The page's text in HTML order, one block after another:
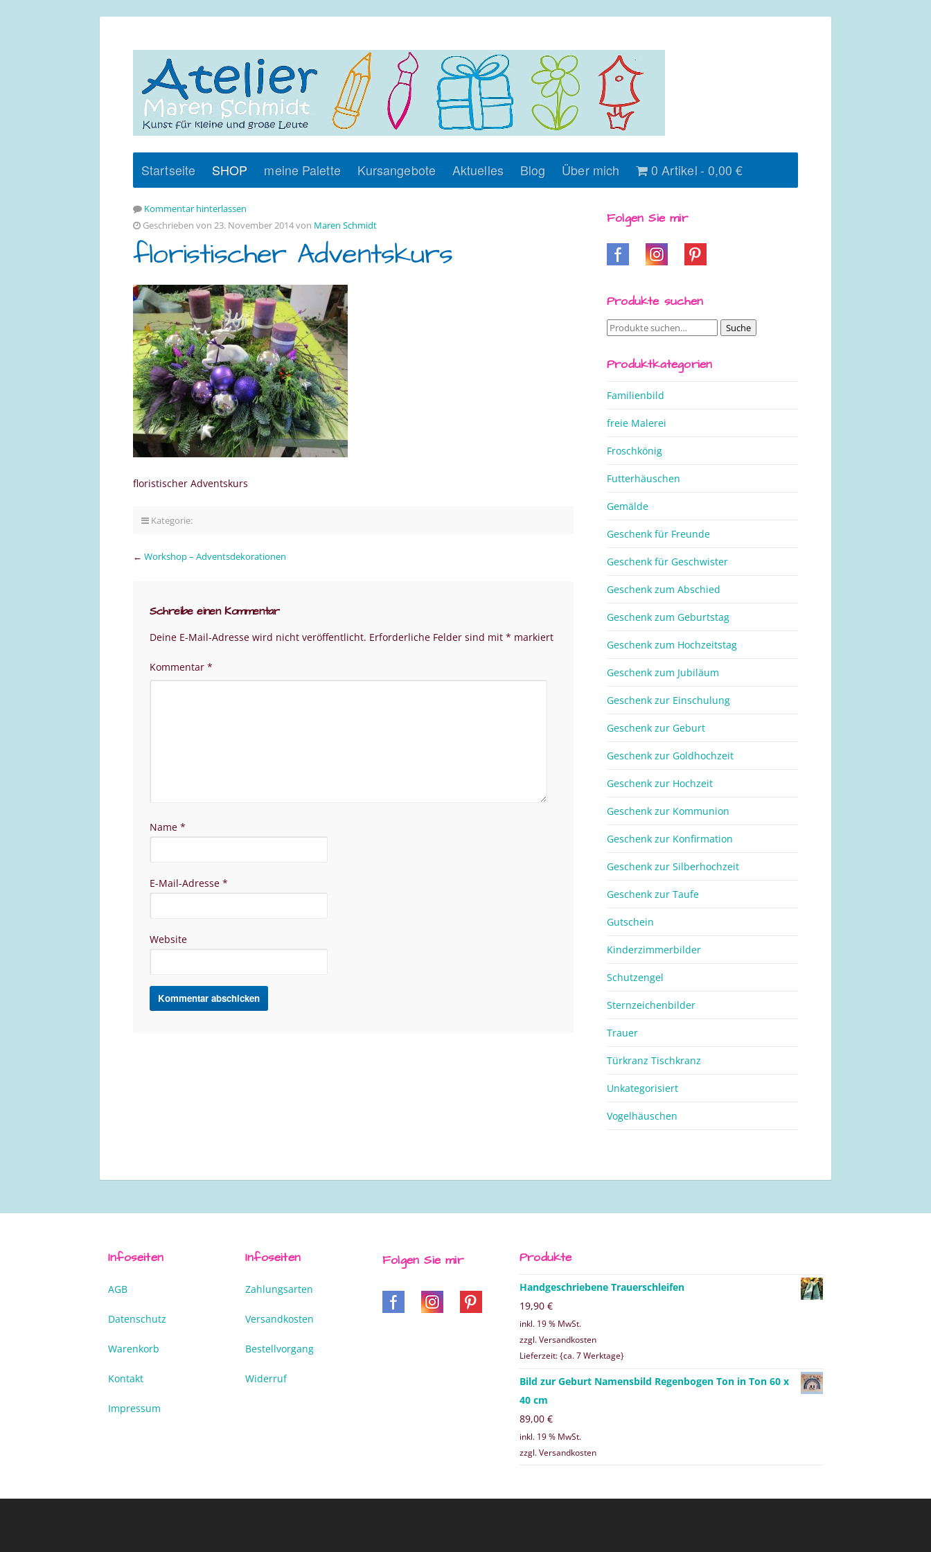
Startseite SHOP meine Palette Kursangebote Aktuelles Blog Über mich 0 Artikel 0,00 €
Kommentar hinterlassen
Geschrieben von 23. November 2014 von Maren Schmidt
floristischer Adventskurs
floristischer Adventskurs
Kategorie:
← Workshop – Adventsdekorationen
Schreibe einen Kommentar
Deine E-Mail-Adresse wird nicht veröffentlicht. Erforderliche Felder sind mit * markiert
Kommentar *
Name *
E-Mail-Adresse *
Website
Folgen Sie mir
Produkte suchen
Suche
Suche
Produktkategorien
Familienbild
freie Malerei
Froschkönig
Futterhäuschen
Gemälde
Geschenk für Freunde
Geschenk für Geschwister
Geschenk zum Abschied
Geschenk zum Geburtstag
Geschenk zum Hochzeitstag
Geschenk zum Jubiläum
Geschenk zur Einschulung
Geschenk zur Geburt
Geschenk zur Goldhochzeit
Geschenk zur Hochzeit
Geschenk zur Kommunion
Geschenk zur Konfirmation
Geschenk zur Silberhochzeit
Geschenk zur Taufe
Gutschein
Kinderzimmerbilder
Schutzengel
Sternzeichenbilder
Trauer
Türkranz Tischkranz
Unkategorisiert
Vogelhäuschen
Infoseiten
AGB
Datenschutz
Warenkorb
Kontakt
Impressum
Infoseiten
Zahlungsarten
Versandkosten
Bestellvorgang
Widerruf
Folgen Sie mir Produkte
Handgeschriebene Trauerschleifen
19,90 €
inkl. 19 % MwSt.
zzgl. Versandkosten
Lieferzeit: {ca. 7 Werktage}
Bild zur Geburt Namensbild Regenbogen Ton in Ton 60 x
40 cm
89,00 €
inkl. 19 % MwSt.
zzgl. Versandkosten